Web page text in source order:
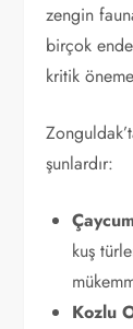
zengin
birçok
kritik
şunlardır:
kuş
Kozlu